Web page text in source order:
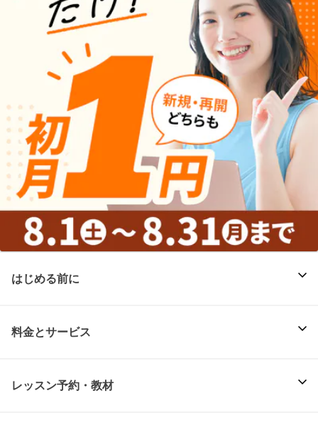
はじめる前に
料金とサービス
レッスン予約・教材